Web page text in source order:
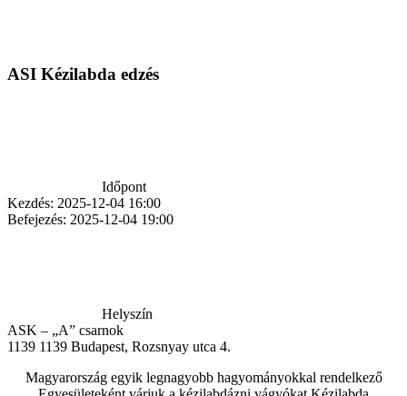
ASI Kézilabda edzés
Időpont
Kezdés: 2025-12-04 16:00
Befejezés: 2025-12-04 19:00
Helyszín
ASK – „A” csarnok
1139 1139 Budapest, Rozsnyay utca 4.
Magyarország egyik legnagyobb hagyományokkal rendelkező